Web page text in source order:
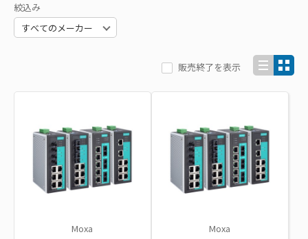
絞込み
販売終了を表示
Moxa Moxa